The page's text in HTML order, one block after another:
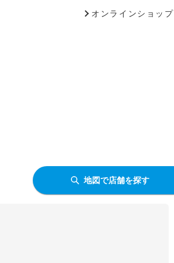
オンラインショップ
地図で店舗を探す